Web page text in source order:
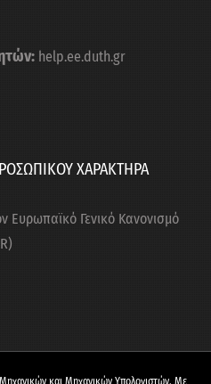
help.ee.duth.gr
ΧΑΡΑΚΤΗΡΑ
Γενικό Κανονισμό